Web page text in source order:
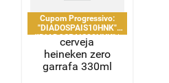
Cupom Progressivo:
"DIADOSPAIS10HNK"
|"DIADOSPAIS20HNK" |
"DIADOSPAIS30HNK" |
limitado a 2 pedido por
CPF
cerveja
heineken zero
garrafa 330ml